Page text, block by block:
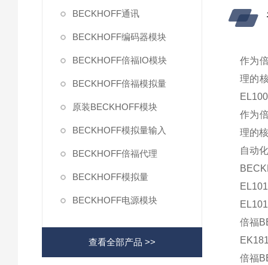
BECKHOFF通讯
BECKHOFF编码器模块
BECKHOFF倍福IO模块
BECKHOFF倍福模拟量
原装BECKHOFF模块
BECKHOFF模拟量输入
BECKHOFF倍福代理
BECKHOFF模拟量
BECKHOFF电源模块
查看全部产品 >>
作为
理的
作为
理的
自动
倍福
倍福